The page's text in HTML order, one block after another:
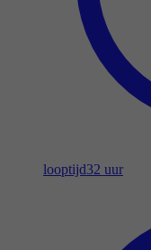
looptijd32 uur